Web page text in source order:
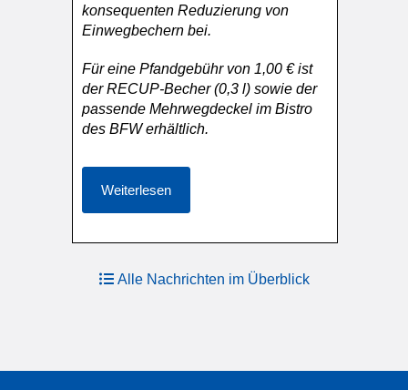
konsequenten Reduzierung von
Einwegbechern bei.
Für eine Pfandgebühr von 1,00 € ist
der RECUP-Becher (0,3 l) sowie der
passende Mehrwegdeckel im Bistro
des BFW erhältlich.
Weiterlesen
Alle Nachrichten im Überblick